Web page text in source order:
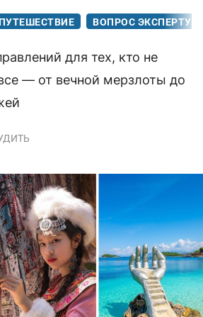
ПУТЕШЕСТВИЕ ВОПРОС ЭКСПЕРТУ
для тех, кто не
— от вечной мерзлоты до